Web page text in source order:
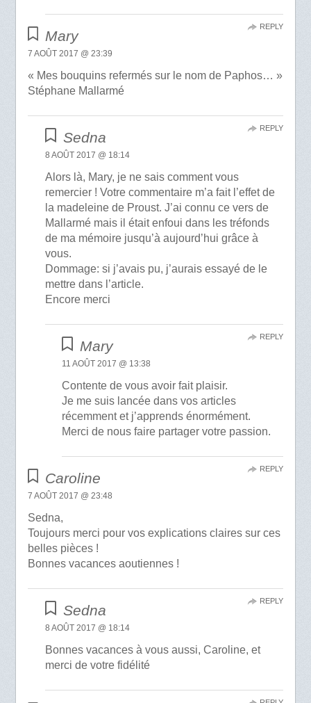
Mary
7 AOÛT 2017 @ 23:39
« Mes bouquins refermés sur le nom de Paphos… »
Stéphane Mallarmé
REPLY
Sedna
8 AOÛT 2017 @ 18:14
Alors là, Mary, je ne sais comment vous
remercier ! Votre commentaire m’a fait l’effet de
la madeleine de Proust. J’ai connu ce vers de
Mallarmé mais il était enfoui dans les tréfonds
de ma mémoire jusqu’à aujourd’hui grâce à
vous.
Dommage: si j’avais pu, j’aurais essayé de le
mettre dans l’article.
Encore merci
REPLY
Mary
11 AOÛT 2017 @ 13:38
Contente de vous avoir fait plaisir.
Je me suis lancée dans vos articles
récemment et j’apprends énormément.
Merci de nous faire partager votre passion.
REPLY
Caroline
7 AOÛT 2017 @ 23:48
Sedna,
Toujours merci pour vos explications claires sur ces
belles pièces !
Bonnes vacances aoutiennes !
REPLY
Sedna
8 AOÛT 2017 @ 18:14
Bonnes vacances à vous aussi, Caroline, et
merci de votre fidélité
REPLY